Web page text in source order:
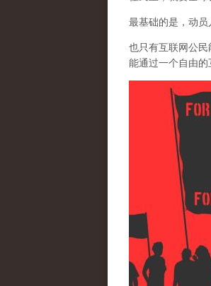
最基础的是，动员
也只有互联网公
能通过一个自由的